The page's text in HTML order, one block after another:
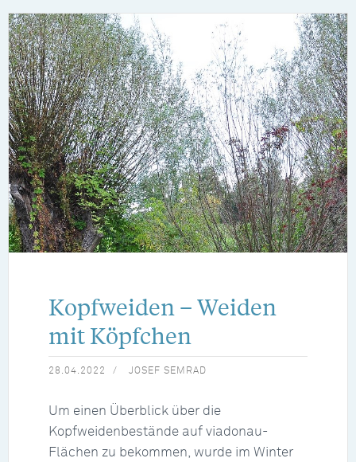
Kopfweiden – Weiden
mit Köpfchen
28.04.2022 JOSEF SEMRAD
Um einen Überblick über die
Kopfweidenbestände auf viadonau-
Flächen zu bekommen, wurde im Winter